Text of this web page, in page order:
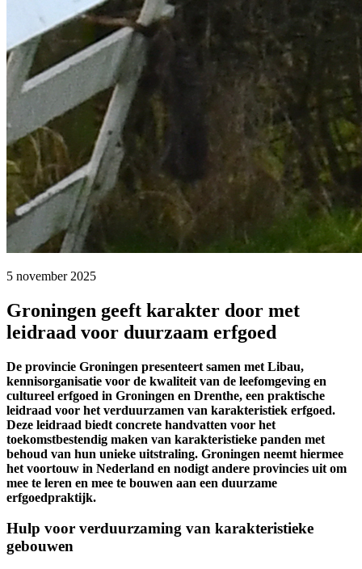
5 november 2025
Groningen geeft karakter door met
leidraad voor duurzaam erfgoed
De provincie Groningen presenteert samen met Libau,
kennisorganisatie voor de kwaliteit van de leefomgeving en
cultureel erfgoed in Groningen en Drenthe, een praktische
leidraad voor het verduurzamen van karakteristiek erfgoed.
Deze leidraad biedt concrete handvatten voor het
toekomstbestendig maken van karakteristieke panden met
behoud van hun unieke uitstraling. Groningen neemt hiermee
het voortouw in Nederland en nodigt andere provincies uit om
mee te leren en mee te bouwen aan een duurzame
erfgoedpraktijk.
Hulp voor verduurzaming van karakteristieke
gebouwen